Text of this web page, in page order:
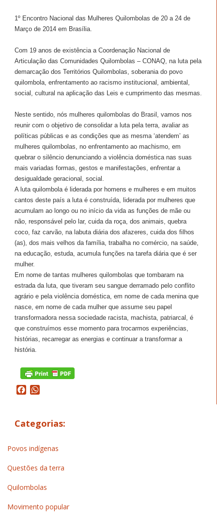
1º Encontro Nacional das Mulheres Quilombolas de 20 a 24 de
Março de 2014 em Brasília.
Com 19 anos de existência a Coordenação Nacional de
Articulação das Comunidades Quilombolas – CONAQ, na luta pela
demarcação dos Territórios Quilombolas, soberania do povo
quilombola, enfrentamento ao racismo institucional, ambiental,
social, cultural na aplicação das Leis e cumprimento das mesmas.
Neste sentido, nós mulheres quilombolas do Brasil, vamos nos
reunir com o objetivo de consolidar a luta pela terra, avaliar as
políticas públicas e as condições que as mesma ‘atendem’ as
mulheres quilombolas, no enfrentamento ao machismo, em
quebrar o silêncio denunciando a violência doméstica nas suas
mais variadas formas, gestos e manifestações, enfrentar a
desigualdade geracional, social.
A luta quilombola é liderada por homens e mulheres e em muitos
cantos deste país a luta é construída, liderada por mulheres que
acumulam ao longo ou no início da vida as funções de mãe ou
não, responsável pelo lar, cuida da roça, dos animais, quebra
coco, faz carvão, na labuta diária dos afazeres, cuida dos filhos
(as), dos mais velhos da família, trabalha no comércio, na saúde,
na educação, estuda, acumula funções na tarefa diária que é ser
mulher.
Em nome de tantas mulheres quilombolas que tombaram na
estrada da luta, que tiveram seu sangue derramado pelo conflito
agrário e pela violência doméstica, em nome de cada menina que
nasce, em nome de cada mulher que assume seu papel
transformadora nessa sociedade racista, machista, patriarcal, é
que construímos esse momento para trocarmos experiências,
histórias, recarregar as energias e continuar a transformar a
história.
Facebook
Categorias:
Povos indígenas
Questões da terra
Quilombolas
Movimento popular